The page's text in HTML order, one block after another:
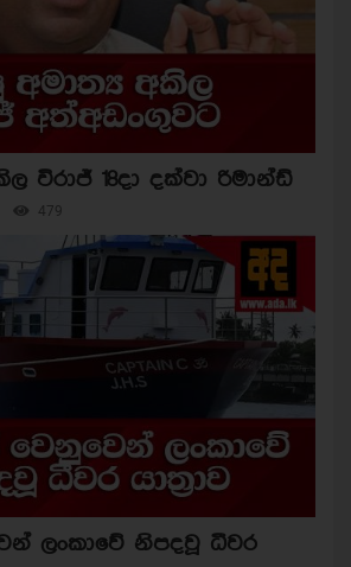
විරාජ් 18දා දක්වා රිමාන්ඩ්
479
ලංකාවේ නිපදවූ ධීවර